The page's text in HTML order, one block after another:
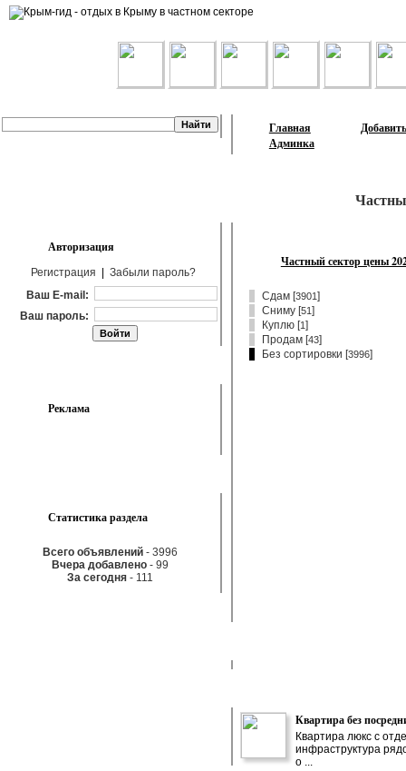
Главная
Админка
Частный сектор цены
Сдам[3901]
Сниму[51]
Куплю[1]
Продам[43]
Без сортировки [3996]
Квартира без
Квартира люкс с
инфраструктура
о ...
Авторизация
Регистрация
Забыли пароль?
Ваш E-mail:
Ваш пароль:
Реклама
Статистика раздела
Всего объявлений - 3996
Вчера добавлено - 99
За сегодня - 111